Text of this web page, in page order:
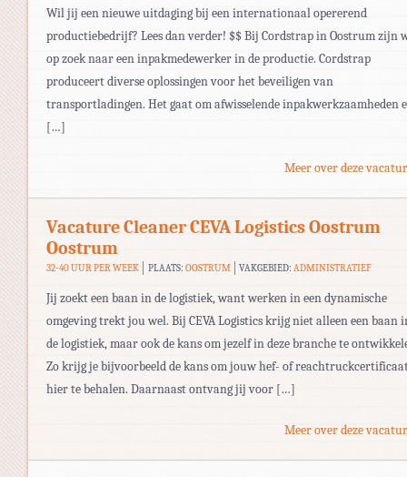
Wil jij een nieuwe uitdaging bij een internationaal opererend
productiebedrijf? Lees dan verder! $$ Bij Cordstrap in Oostrum zijn
op zoek naar een inpakmedewerker in de productie. Cordstrap
produceert diverse oplossingen voor het beveiligen van
transportladingen. Het gaat om afwisselende inpakwerkzaamheden
[…]
Meer over deze
Vacature Cleaner CEVA Logistics Oostrum
Oostrum
32-40 UUR PER WEEK PLAATS: OOSTRUM VAKGEBIED:ADMINISTRATIEF
Jij zoekt een baan in de logistiek, want werken in een dynamische
omgeving trekt jou wel. Bij CEVA Logistics krijg niet alleen een baan
de logistiek, maar ook de kans om jezelf in deze branche te
Zo krijg je bijvoorbeeld de kans om jouw hef- of
hier te behalen. Daarnaast ontvang jij voor […]
Meer over deze